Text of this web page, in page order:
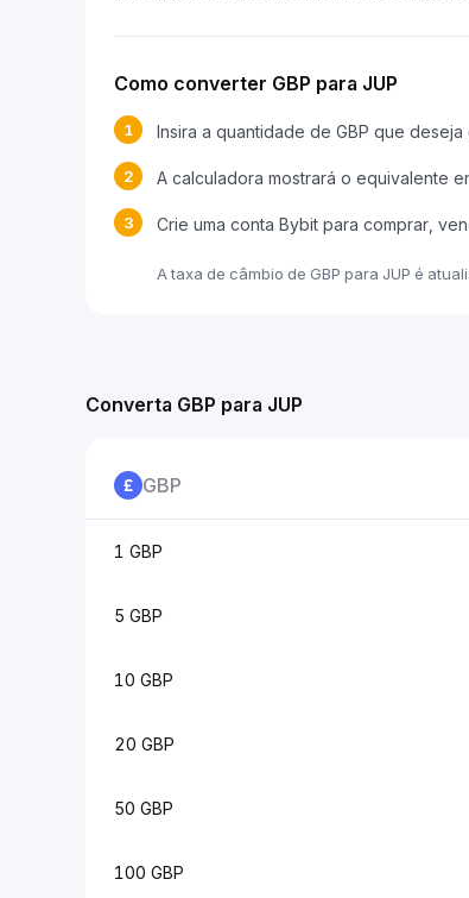
Como converter GBP para JUP
1 Insira a quantidade de GBP que
2 A calculadora mostrará o equivalente
3 Crie uma conta Bybit para comprar,
A taxa de câmbio de GBP para JUP é
Converta GBP para JUP
GBP
1 GBP
5 GBP
10 GBP
20 GBP
50 GBP
100 GBP